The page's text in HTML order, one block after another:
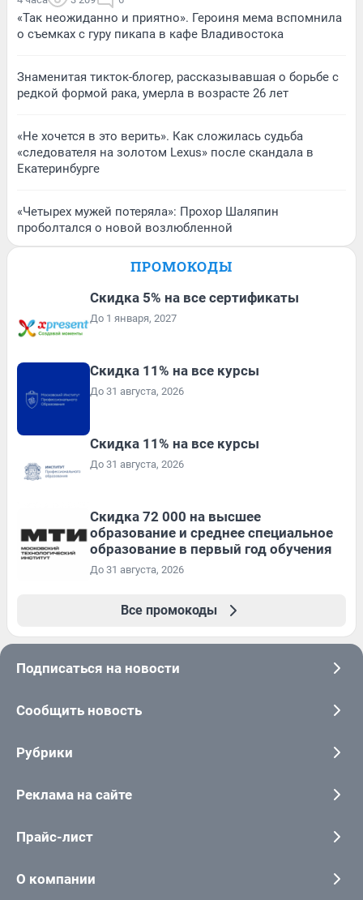
«Так неожиданно и приятно». Героиня мема вспомнила
о съемках с гуру пикапа в кафе Владивостока
Знаменитая тикток-блогер, рассказывавшая о борьбе с
редкой формой рака, умерла в возрасте 26 лет
«Не хочется в это верить». Как сложилась судьба
«следователя на золотом Lexus» после скандала в
Екатеринбурге
«Четырех мужей потеряла»: Прохор Шаляпин
проболтался о новой возлюбленной
ПРОМОКОДЫ
Скидка 5% на все сертификаты
До 1 января, 2027
Скидка 11% на все курсы
До 31 августа, 2026
Скидка 11% на все курсы
До 31 августа, 2026
Скидка 72 000 на высшее
образование и среднее специальное
образование в первый год обучения
До 31 августа, 2026
Все промокоды
Подписаться на новости
Сообщить новость
Рубрики
Реклама на сайте
Прайс-лист
О компании